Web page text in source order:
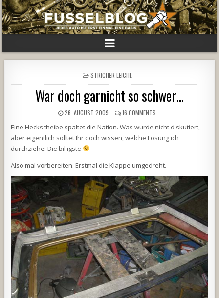
POSTED
IN
STRICHER LEICHE
War doch garnicht so schwer…
26. AUGUST 2009 16 COMMENTS
Eine Heckscheibe spaltet die Nation. Was wurde nicht diskutiert,
aber eigentlich solltet Ihr doch wissen, welche Lösung ich
durchziehe: Die billigste
Also mal vorbereiten. Erstmal die Klappe umgedreht.